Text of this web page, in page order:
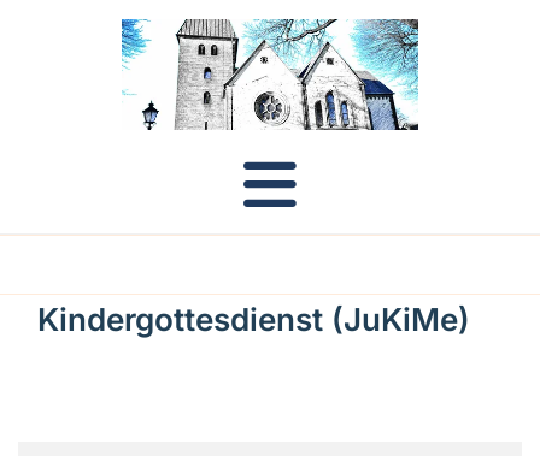
Kindergottesdienst (JuKiMe)